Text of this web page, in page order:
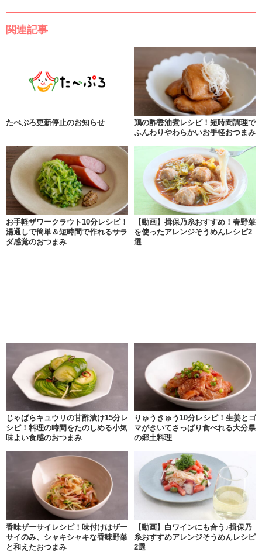
関連記事
たべぷろ更新停止のお知らせ
鶏の酢醤油煮レシピ！短時間調理で
ふんわりやわらかいお手軽おつまみ
お手軽ザワークラウト10分レシピ！
湯通しで簡単＆短時間で作れるサラ
ダ感覚のおつまみ
【動画】揖保乃糸おすすめ！春野菜
を使ったアレンジそうめんレシピ2
選
じゃばらキュウリの甘酢漬け15分レ
シピ！料理の時間をたのしめる小気
味よい食感のおつまみ
りゅうきゅう10分レシピ！生姜とゴ
マがきいてさっぱり食べれる大分県
の郷土料理
香味ザーサイレシピ！味付けはザー
サイのみ、シャキシャキな香味野菜
と和えたおつまみ
【動画】白ワインにも合う♪揖保乃
糸おすすめアレンジそうめんレシピ
2選